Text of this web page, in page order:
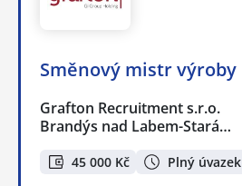
Směnový mistr výroby
Grafton Recruitment s.r.o.
Brandýs nad Labem-Stará…
45 000 Kč Plný úvazek